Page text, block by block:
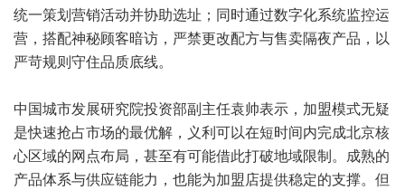
统一策划营销活动并协助选址；同时通过数字化系统监控运
营，搭配神秘顾客暗访，严禁更改配方与售卖隔夜产品，以
严苛规则守住品质底线。
中国城市发展研究院投资部副主任袁帅表示，加盟模式无疑
是快速抢占市场的最优解，义利可以在短时间内完成北京核
心区域的网点布局，甚至有可能借此打破地域限制。成熟的
产品体系与供应链能力，也能为加盟店提供稳定的支撑。但